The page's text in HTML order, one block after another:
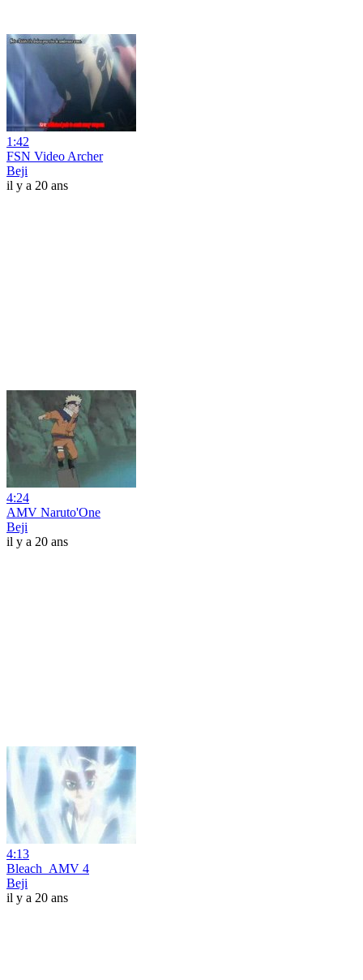
1:42
FSN Video Archer
Beji
il y a 20 ans
4:24
AMV Naruto'One
Beji
il y a 20 ans
4:13
Bleach_AMV 4
Beji
il y a 20 ans